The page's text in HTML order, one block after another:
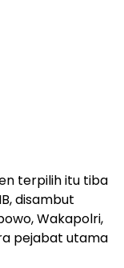
terpilih itu tiba
disambut
Wakapolri,
pejabat utama